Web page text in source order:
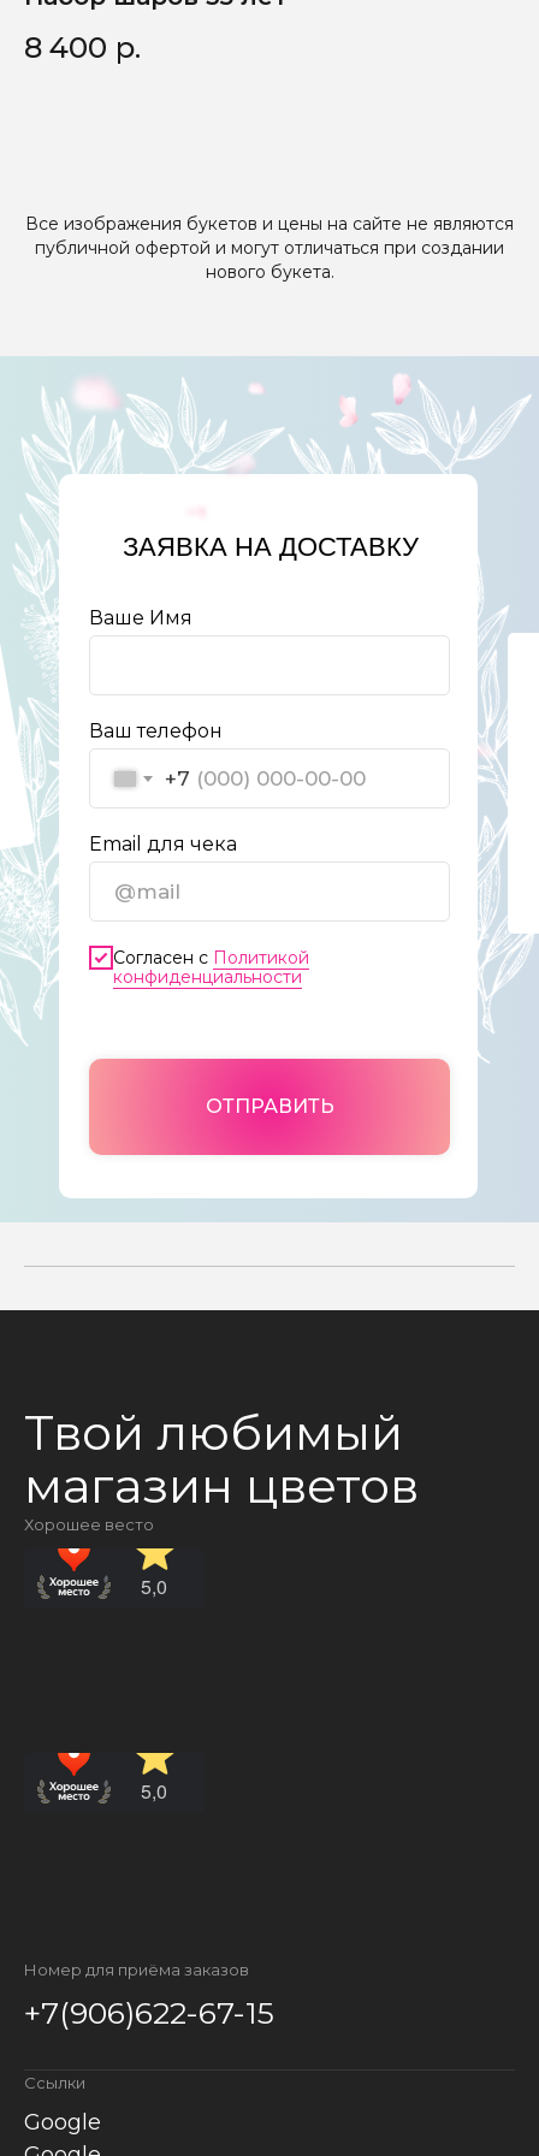
8 400 р.
Все изображения букетов и цены на сайте не являются
публичной офертой и могут отличаться при создании
нового букета.
Ваше Имя
Ваш телефон
+7
Email для чека
Согласен с Политикой
конфиденциальности
ОТПРАВИТЬ
ЗАЯВКА НА ДОСТАВКУ
Твой любимый
магазин цветов
Хорошее весто
Номер для приёма заказов
+7(906)622-67-15
Ссылки
Google